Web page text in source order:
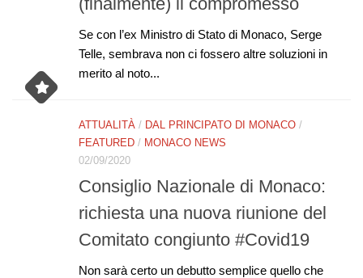
Se con l’ex Ministro di Stato di Monaco, Serge
Telle, sembrava non ci fossero altre soluzioni in
merito al noto...
ATTUALITÀ / DAL PRINCIPATO DI MONACO /
FEATURED / MONACO NEWS
02/09/2020
Consiglio Nazionale di Monaco:
richiesta una nuova riunione del
Comitato congiunto #Covid19
Non sarà certo un debutto semplice quello che